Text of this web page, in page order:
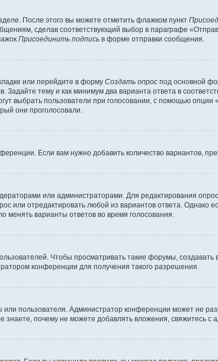
После этого вы можете отметить флажком пункт
сделав соответствующий выбор в параграфе
Присоединить подпись в форме отправки сообщения.
или перейдите в форму Создать опрос под основной
тему и как минимум два варианта ответа в
выбрать пользователи при голосовании, с помощью
они проголосовали.
Если вам нужно добавить количество вариантов,
или администраторами. Для редактирования
или отредактировать любой из вариантов ответа. Однако
менять варианты ответов во время голосования.
Чтобы просматривать такие форумы,
конференции для получения такого разрешения.
пользователя. Администратор конференции может не
почему не можете добавлять вложения, свяжитесь с